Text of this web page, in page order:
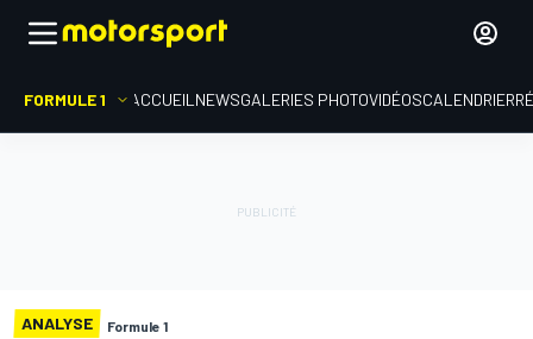
FORMULE 1 ACCUEIL NEWSGALERIES PHOTOVIDÉOSCALENDRIER
ANALYSE Formule 1